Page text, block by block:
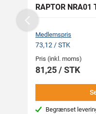
RAPTOR NRA01
Medlemspris
73,12 / STK
Pris (inkl. moms)
81,25 / STK
Begrænset
Previous